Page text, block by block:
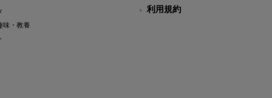
味・教養
利用規約